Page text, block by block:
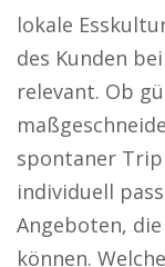
lokale
des Kunden
relevant. Ob
spontaner Trip
individuell
Angeboten,
können.